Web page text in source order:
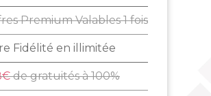
Premium Valables 1 fois
Fidélité en illimitée
de gratuités à 100%